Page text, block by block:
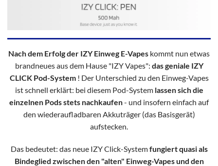
Nach dem Erfolg der IZY Einweg E-Vapes kommt nun etwas
brandneues aus dem Hause "IZY Vapes": das geniale IZY
CLICK Pod-System! Der Unterschied zu den Einweg-Vapes
ist schnell erklärt: bei diesem Pod-System lassen sich die
einzelnen Pods stets nachkaufen- und insofern einfach auf
den wiederaufladbaren Akkuträger (das Basisgerät)
aufstecken.
Das bedeutet: das neue IZY Click-Systemfungiert quasi als
Bindeglied zwischen den "alten" Einweg-Vapes und den